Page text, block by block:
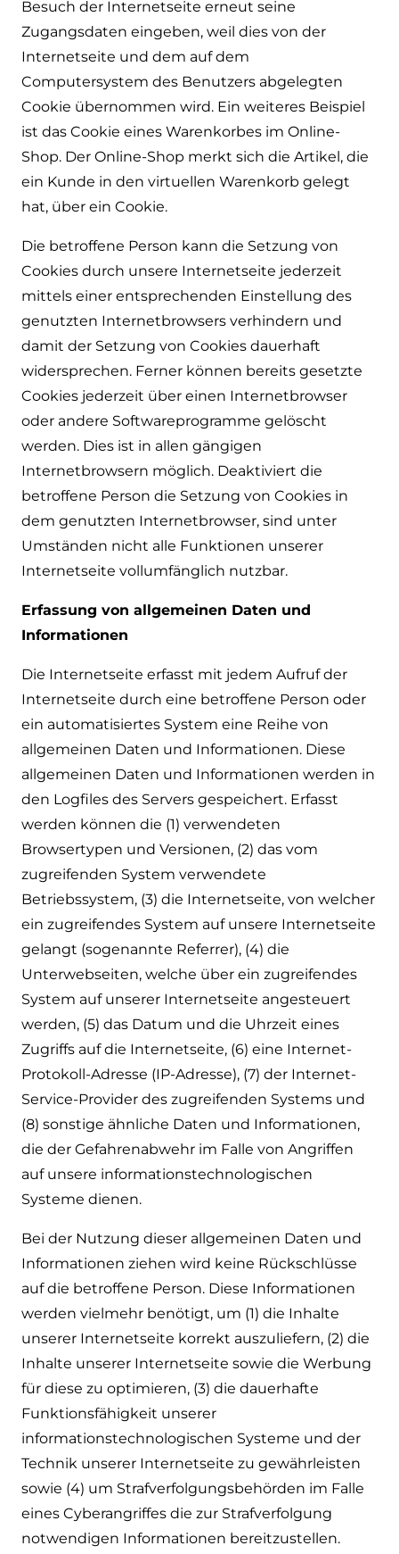
Besuch der Internetseite erneut seine
Zugangsdaten eingeben, weil dies von der
Internetseite und dem auf dem
Computersystem des Benutzers abgelegten
Cookie übernommen wird. Ein weiteres Beispiel
ist das Cookie eines Warenkorbes im Online-
Shop. Der Online-Shop merkt sich die Artikel, die
ein Kunde in den virtuellen Warenkorb gelegt
hat, über ein Cookie.
Die betroffene Person kann die Setzung von
Cookies durch unsere Internetseite jederzeit
mittels einer entsprechenden Einstellung des
genutzten Internetbrowsers verhindern und
damit der Setzung von Cookies dauerhaft
widersprechen. Ferner können bereits gesetzte
Cookies jederzeit über einen Internetbrowser
oder andere Softwareprogramme gelöscht
werden. Dies ist in allen gängigen
Internetbrowsern möglich. Deaktiviert die
betroffene Person die Setzung von Cookies in
dem genutzten Internetbrowser, sind unter
Umständen nicht alle Funktionen unserer
Internetseite vollumfänglich nutzbar.
Erfassung von allgemeinen Daten und
Informationen
Die Internetseite erfasst mit jedem Aufruf der
Internetseite durch eine betroffene Person oder
ein automatisiertes System eine Reihe von
allgemeinen Daten und Informationen. Diese
allgemeinen Daten und Informationen werden in
den Logfiles des Servers gespeichert. Erfasst
werden können die (1) verwendeten
Browsertypen und Versionen, (2) das vom
zugreifenden System verwendete
Betriebssystem, (3) die Internetseite, von welcher
ein zugreifendes System auf unsere Internetseite
gelangt (sogenannte Referrer), (4) die
Unterwebseiten, welche über ein zugreifendes
System auf unserer Internetseite angesteuert
werden, (5) das Datum und die Uhrzeit eines
Zugriffs auf die Internetseite, (6) eine Internet-
Protokoll-Adresse (IP-Adresse), (7) der Internet-
Service-Provider des zugreifenden Systems und
(8) sonstige ähnliche Daten und Informationen,
die der Gefahrenabwehr im Falle von Angriffen
auf unsere informationstechnologischen
Systeme dienen.
Bei der Nutzung dieser allgemeinen Daten und
Informationen ziehen wird keine Rückschlüsse
auf die betroffene Person. Diese Informationen
werden vielmehr benötigt, um (1) die Inhalte
unserer Internetseite korrekt auszuliefern, (2) die
Inhalte unserer Internetseite sowie die Werbung
für diese zu optimieren, (3) die dauerhafte
Funktionsfähigkeit unserer
informationstechnologischen Systeme und der
Technik unserer Internetseite zu gewährleisten
sowie (4) um Strafverfolgungsbehörden im Falle
eines Cyberangriffes die zur Strafverfolgung
notwendigen Informationen bereitzustellen.